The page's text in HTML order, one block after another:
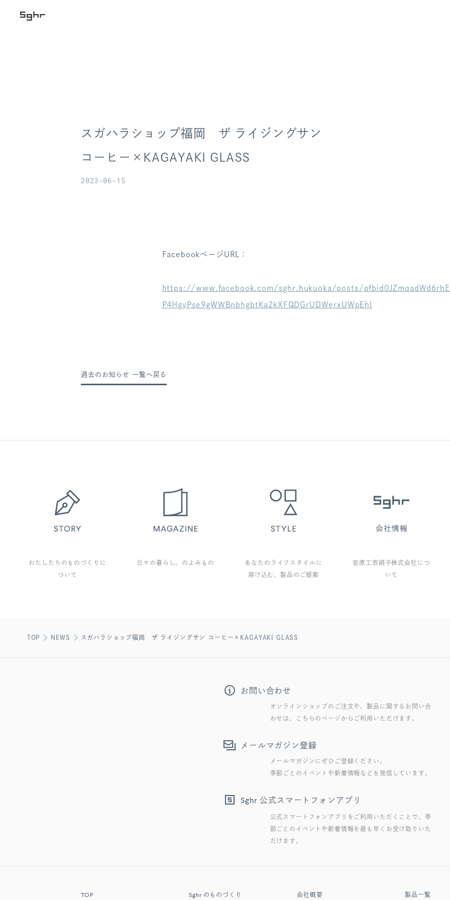
スガハラショップ福岡 ザ ライジングサン
コーヒー×KAGAYAKI GLASS
2023-06-15
FacebookページURL：
https://www.facebook.com/sghr.hukuoka/posts/
P4HgyPse9gWWBnbhgbtKa2kXFQDGrUDWerxUWpEhl
過去のお知らせ 一覧へ戻る
わたしたちのものづくりに
ついて
日々の暮らし。のよみもの
あなたのライフスタイルに
溶け込む、製品のご提案
菅原工芸硝子株式会社につ
いて
TOP NEWS スガハラショップ福岡 ザ ライジングサン コーヒー×KAGAYAKI GLASS
お問い合わせ
オンラインショップのご注文や、製品に関するお問い合
わせは、こちらのページからご利用いただけます。
メールマガジン登録
メールマガジンにぜひご登録ください。
季節ごとのイベントや新着情報などを発信しています。
Sghr 公式スマートフォンアプリ
公式スマートフォンアプリをご利用いただくことで、季
節ごとのイベントや新着情報を最も早くお受け取りいた
だけます。
TOP Sghr のものづくり 会社概要 製品一覧